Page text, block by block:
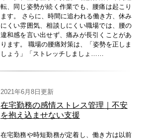
転、同じ姿勢が続く作業でも、腰痛は起こり
ます。 さらに、時間に追われる働き方、休み
にくい雰囲気、相談しにくい職場では、腰の
違和感を言い出せず、痛みが長引くことがあ
ります。 職場の腰痛対策は、「姿勢を正しま
しょう」「ストレッチしましょ……
2021年6月8日更新
在宅勤務の感情ストレス管理｜不安
を抱え込ませない支援
在宅勤務や時短勤務が定着し、働き方は以前